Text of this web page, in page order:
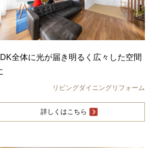
全体に光が届き明るく広々した空間
リビングダイニングリフォーム
詳しくはこちら